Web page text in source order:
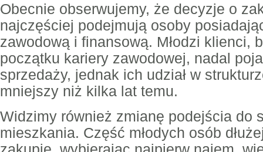
Obecnie obserwujemy, że decyzje o
najczęściej podejmują osoby
zawodową i finansową. Młodzi klienci,
początku kariery zawodowej, nadal
sprzedaży, jednak ich udział w
mniejszy niż kilka lat temu.
Widzimy również zmianę podejścia do
mieszkania. Część młodych osób